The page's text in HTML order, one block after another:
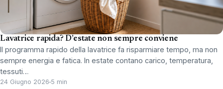
Lavatrice rapida? D’estate non sempre conviene
Il programma rapido della lavatrice fa risparmiare tempo, ma non
sempre energia e fatica. In estate contano carico, temperatura,
tessuti…
24 Giugno 2026 5 min